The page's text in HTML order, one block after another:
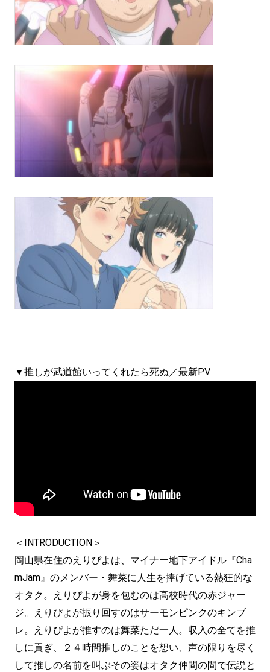
▼推しが武道館いってくれたら死ぬ／最新PV
＜INTRODUCTION＞
岡山県在住のえりぴよは、マイナー地下アイドル『Cha
mJam』のメンバー・舞菜に人生を捧げている熱狂的な
オタク。えりぴよが身を包むのは高校時代の赤ジャー
ジ。えりぴよが振り回すのはサーモンピンクのキンブ
レ。えりぴよが推すのは舞菜ただ一人。収入の全てを推
しに貢ぎ、２４時間推しのことを想い、声の限りを尽く
して推しの名前を叫ぶその姿はオタク仲間の間で伝説と